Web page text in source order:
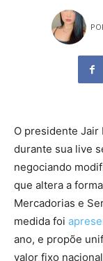
O presidente
durante sua live
negociando
que altera a
Mercadorias e
medida foi
ano, e propõe
valor fixo